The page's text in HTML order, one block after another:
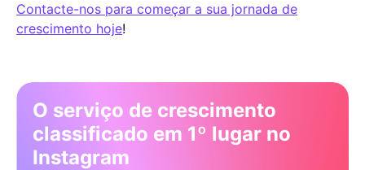
Contacte-nos para começar a sua jornada de
crescimento hoje!
O serviço de crescimento
classificado em 1º lugar no
Instagram